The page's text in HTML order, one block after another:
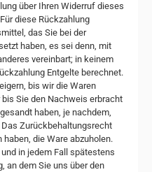
über Ihren Widerruf dieses
diese Rückzahlung
das Sie bei der
haben, es sei denn, mit
vereinbart; in keinem
Entgelte berechnet.
bis wir die Waren
Sie den Nachweis erbracht
haben, je nachdem,
Zurückbehaltungsrecht
die Ware abzuholen.
in jedem Fall spätestens
an dem Sie uns über den